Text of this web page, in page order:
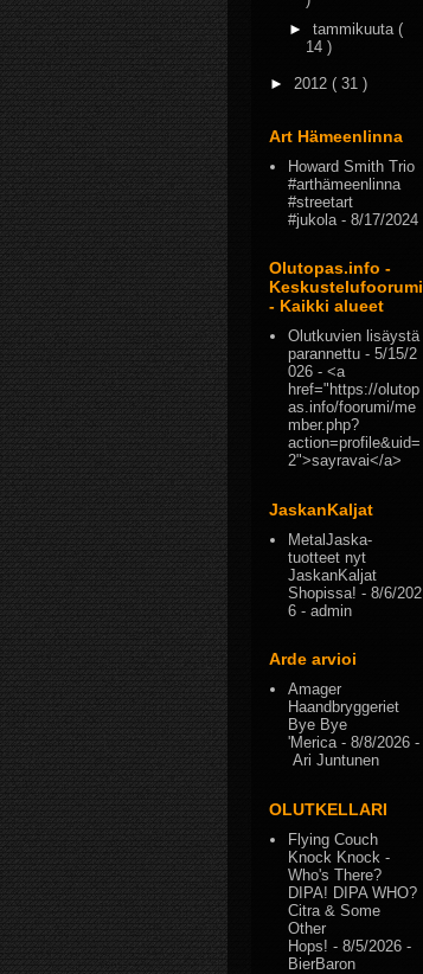
► tammikuuta (
14 )
► 2012 ( 31 )
Art Hämeenlinna
Howard Smith Trio
#arthämeenlinna
#streetart
#jukola - 8/17/2024
Olutopas.info -
Keskustelufoorumi
- Kaikki alueet
Olutkuvien lisäystä
parannettu - 5/15/2
026 - <a
href="https://olutop
as.info/foorumi/me
mber.php?
action=profile&uid=
2">sayravai</a>
JaskanKaljat
MetalJaska-
tuotteet nyt
JaskanKaljat
Shopissa! - 8/6/202
6 - admin
Arde arvioi
Amager
Haandbryggeriet
Bye Bye
'Merica- 8/8/2026 -
Ari Juntunen
OLUTKELLARI
Flying Couch
Knock Knock -
Who's There?
DIPA! DIPA WHO?
Citra & Some
Other
Hops! - 8/5/2026 -
BierBaron